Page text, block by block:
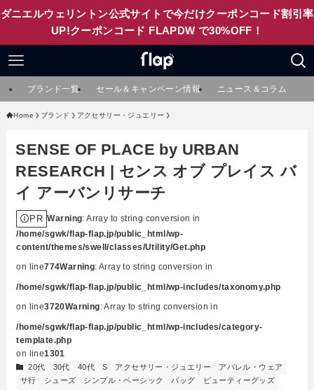
ダニエルウェリントン公式サイトで今だけクーポンコード割引率
UP!クーポンコード FLAPDW で30%OFF！
ブランド一覧 セール＆キャンペーン情報 ニュース＆コラム
Home ブランド アクセサリー・ジュエリー
SENSE OF PLACE by URBAN
RESEARCH | センス オブ プレイス バ
イ アーバンリサーチ
PR Warning: Array to string conversion in
/home/sgwk/flap-flap.jp/public_html/wp-
content/themes/swell/classes/Utility/Get.php
on line774Warning: Array to string conversion in
/home/sgwk/flap-flap.jp/public_html/wp-includes/taxonomy.php
on line3720Warning: Array to string conversion in
/home/sgwk/flap-flap.jp/public_html/wp-includes/category-
template.php
on line1301
20代 30代 40代 S アクセサリー・ジュエリー
アパレル・ウェア
サ行
シューズ シンプル・ベーシック バッグ
ビューティーグッズ